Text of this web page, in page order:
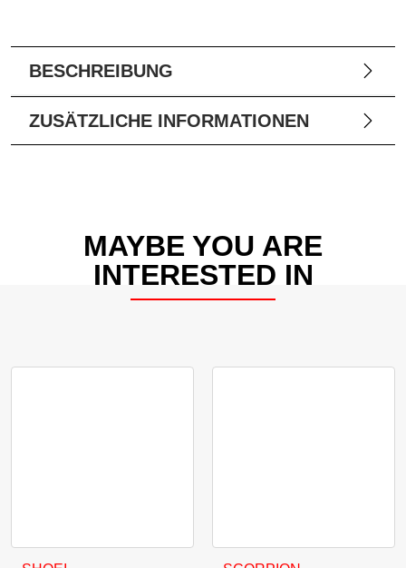
BESCHREIBUNG
ZUSÄTZLICHE INFORMATIONEN
MAYBE YOU ARE
INTERESTED IN